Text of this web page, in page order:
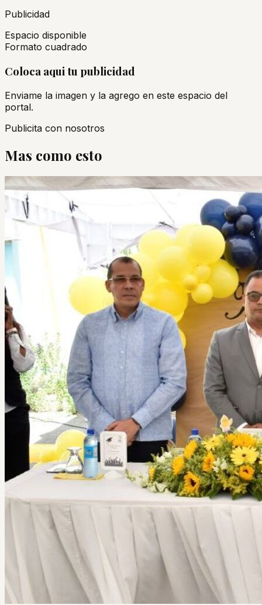
Publicidad
Espacio disponible
Formato cuadrado
Coloca aqui tu publicidad
Enviame la imagen y la agrego en este espacio del
portal.
Publicita con nosotros
Mas como esto